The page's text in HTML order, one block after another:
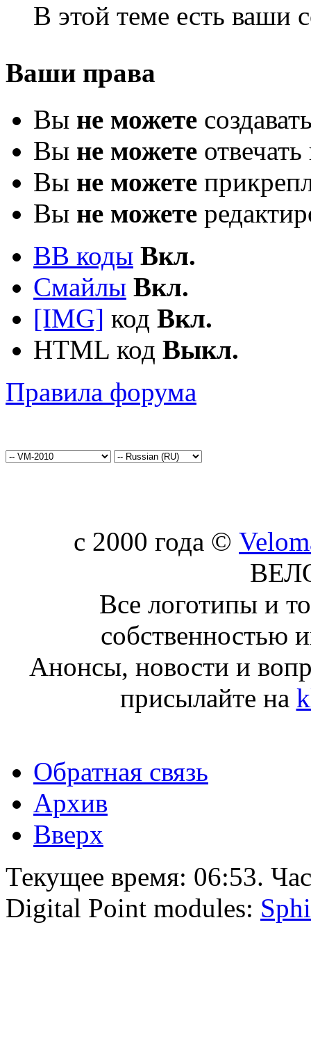
В этой теме есть ваши
Ваши права
Вы не можете
Вы не можете
Вы не можете
Вы не можете
BB коды Вкл.
Смайлы Вкл.
[IMG] код Вкл.
HTML код Выкл.
Правила форума
c 2000 года ©
Все логотипы и
собственностью
Анонсы, новости и
присылайте на
Обратная связь
Архив
Вверх
Текущее время: 06:53.
Digital Point modules: